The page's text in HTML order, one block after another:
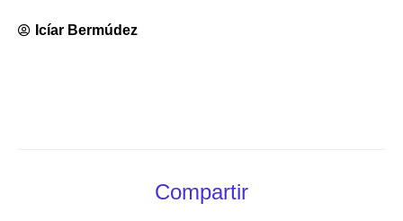
Icíar Bermúdez
Compartir